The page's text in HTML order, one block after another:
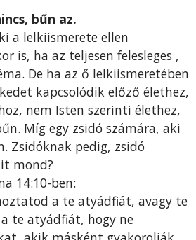
bűn az.
a lelkiismerete ellen
is, ha az teljesen felesleges ,
De ha az ő lelkiismeretében
kapcsolódik előző élethez,
nem Isten szerinti élethez,
Míg egy zsidó számára, aki
Zsidóknak pedig, zsidó
mond?
14:10-ben:
a te atyádfiát, avagy te
te atyádfiát, hogy ne